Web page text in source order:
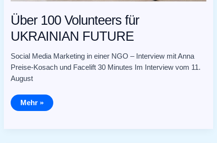
Über 100 Volunteers für
UKRAINIAN FUTURE
Social Media Marketing in einer NGO – Interview mit Anna
Preise-Kosach und Facelift 30 Minutes Im Interview vom 11.
August
Mehr »